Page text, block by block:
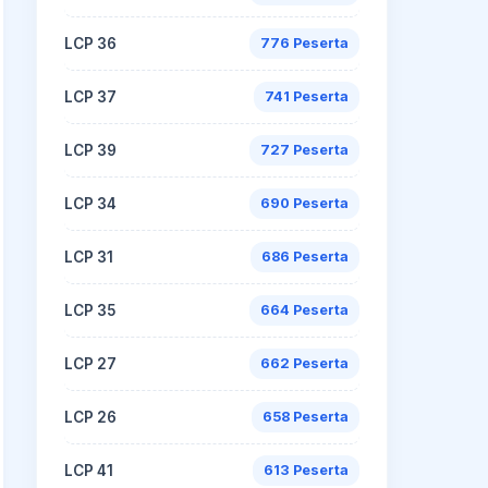
LCP 36 776 Peserta
LCP 37 741 Peserta
LCP 39 727 Peserta
LCP 34 690 Peserta
LCP 31 686 Peserta
LCP 35 664 Peserta
LCP 27 662 Peserta
LCP 26 658 Peserta
LCP 41 613 Peserta